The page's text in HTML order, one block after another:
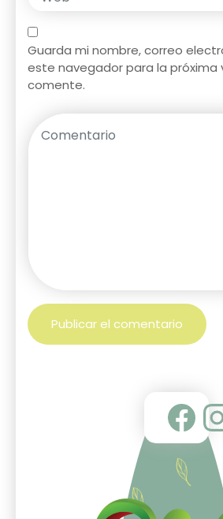
Guarda mi nombre, correo
este navegador para la próxima
comente.